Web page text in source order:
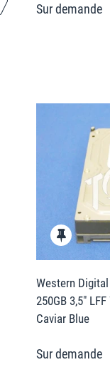
Western Digital
250GB 3,5"
Caviar Blue